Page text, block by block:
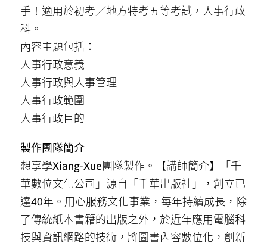
手！適用於初考／地方特考五等考試，人事行政
科。
內容主題包括：
人事行政意義
人事行政與人事管理
人事行政範圍
人事行政目的
製作團隊簡介
想享學Xiang-Xue團隊製作。【講師簡介】「千
華數位文化公司」源自「千華出版社」，創立已
達40年。用心服務文化事業，每年持續成長，除
了傳統紙本書籍的出版之外，於近年應用電腦科
技與資訊網路的技術，將圖書內容數位化，創新